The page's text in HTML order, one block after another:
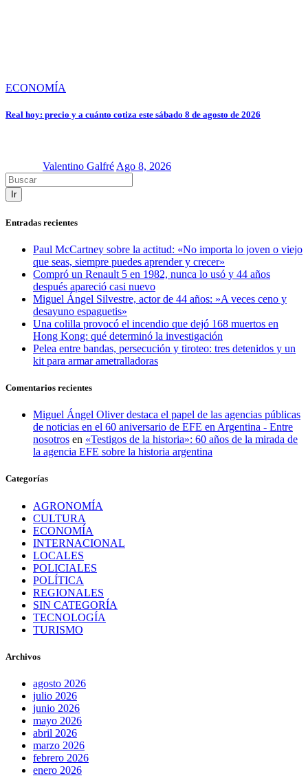
ECONOMÍA
Real hoy: precio y a cuánto cotiza este sábado 8 de agosto de 2026
Valentino GalfréAgo 8, 2026
Ir
Entradas recientes
Paul McCartney sobre la actitud: «No importa lo joven o viejo
que seas, siempre puedes aprender y crecer»
Compró un Renault 5 en 1982, nunca lo usó y 44 años
después apareció casi nuevo
Miguel Ángel Silvestre, actor de 44 años: »A veces ceno y
desayuno espaguetis»
Una colilla provocó el incendio que dejó 168 muertos en
Hong Kong: qué determinó la investigación
Pelea entre bandas, persecución y tiroteo: tres detenidos y un
kit para armar ametralladoras
Comentarios recientes
Miguel Ángel Oliver destaca el papel de las agencias públicas
de noticias en el 60 aniversario de EFE en Argentina - Entre
nosotros en «Testigos de la historia»: 60 años de la mirada de
la agencia EFE sobre la historia argentina
Categorías
AGRONOMÍA
CULTURA
ECONOMÍA
INTERNACIONAL
LOCALES
POLICIALES
POLÍTICA
REGIONALES
SIN CATEGORÍA
TECNOLOGÍA
TURISMO
Archivos
agosto 2026
julio 2026
junio 2026
mayo 2026
abril 2026
marzo 2026
febrero 2026
enero 2026